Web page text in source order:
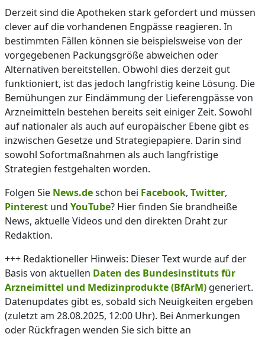
Derzeit sind die Apotheken stark gefordert und müssen
clever auf die vorhandenen Engpässe reagieren. In
bestimmten Fällen können sie beispielsweise von der
vorgegebenen Packungsgröße abweichen oder
Alternativen bereitstellen. Obwohl dies derzeit gut
funktioniert, ist das jedoch langfristig keine Lösung. Die
Bemühungen zur Eindämmung der Lieferengpässe von
Arzneimitteln bestehen bereits seit einiger Zeit. Sowohl
auf nationaler als auch auf europäischer Ebene gibt es
inzwischen Gesetze und Strategiepapiere. Darin sind
sowohl Sofortmaßnahmen als auch langfristige
Strategien festgehalten worden.
Folgen Sie News.deschon bei Facebook, Twitter,
Pinterest und YouTube? Hier finden Sie brandheiße
News, aktuelle Videos und den direkten Draht zur
Redaktion.
+++ Redaktioneller Hinweis: Dieser Text wurde auf der
Basis von aktuellen Daten des Bundesinstituts für
Arzneimittel und Medizinprodukte (BfArM) generiert.
Datenupdates gibt es, sobald sich Neuigkeiten ergeben
(zuletzt am 28.08.2025, 12:00 Uhr). Bei Anmerkungen
oder Rückfragen wenden Sie sich bitte an